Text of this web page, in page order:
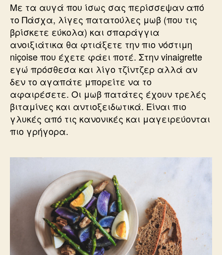
Με τα αυγά που ίσως σας περίσσεψαν από
το Πάσχα, λίγες πατατούλες μωβ (που τις
βρίσκετε εύκολα) και σπαράγγια
ανοιξιάτικα θα φτιάξετε την πιο νόστιμη
niçoise που έχετε φάει ποτέ. Στην vinaigrette
εγώ πρόσθεσα και λίγο τζίντζερ αλλά αν
δεν το αγαπάτε μπορείτε να το
αφαιρέσετε. Οι μωβ πατάτες έχουν τρελές
βιταμίνες και αντιοξειδωτικά. Είναι πιο
γλυκές από τις κανονικές και μαγειρεύονται
πιο γρήγορα.